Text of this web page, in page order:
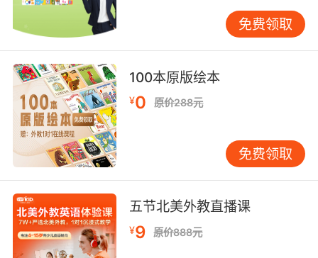
没错 又谈钱 又谈钱
9. You can have all the money... all the
money.
你们可以把所有的钱都拿走 所有的
10. It's not about the money. It's never been
about the money.
免费领取
100本原版绘本
¥0 原价288元
免费领取
五节北美外教直播课
¥9 原价888元